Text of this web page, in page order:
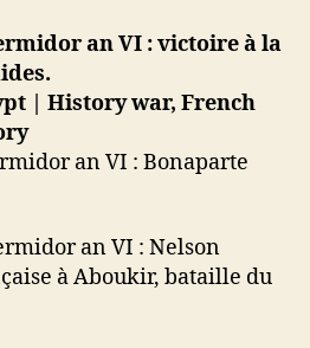
an VI : victoire à la
an VI : Bonaparte
an VI : Nelson
à Aboukir, bataille du